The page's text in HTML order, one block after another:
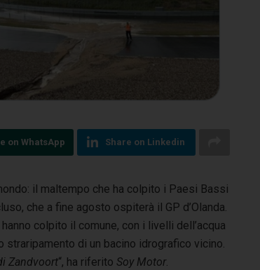
on WhatsApp Share on Linkedin
il maltempo che ha colpito i Paesi Bassi
che a fine agosto ospiterà il GP d’Olanda.
colpito il comune, con i livelli dell’acqua
di un bacino idrografico vicino.
Zandvoort“, ha riferito Soy Motor.